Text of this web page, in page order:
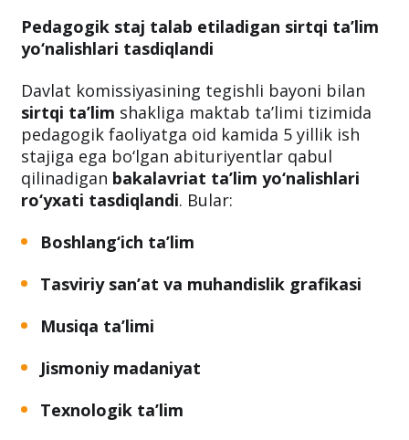
Pedagogik staj talab etiladigan sirtqi ta’lim
yo‘nalishlari tasdiqlandi
Davlat komissiyasining tegishli bayoni bilan
sirtqi ta’lim shakliga maktab ta’limi tizimida
pedagogik faoliyatga oid kamida 5 yillik ish
stajiga ega bo‘lgan abituriyentlar qabul
qilinadigan bakalavriat ta’lim yo‘nalishlari
ro‘yxati tasdiqlandi. Bular:
Boshlang‘ich ta’lim
Tasviriy san’at va muhandislik grafikasi
Musiqa ta’limi
Jismoniy madaniyat
Texnologik ta’lim